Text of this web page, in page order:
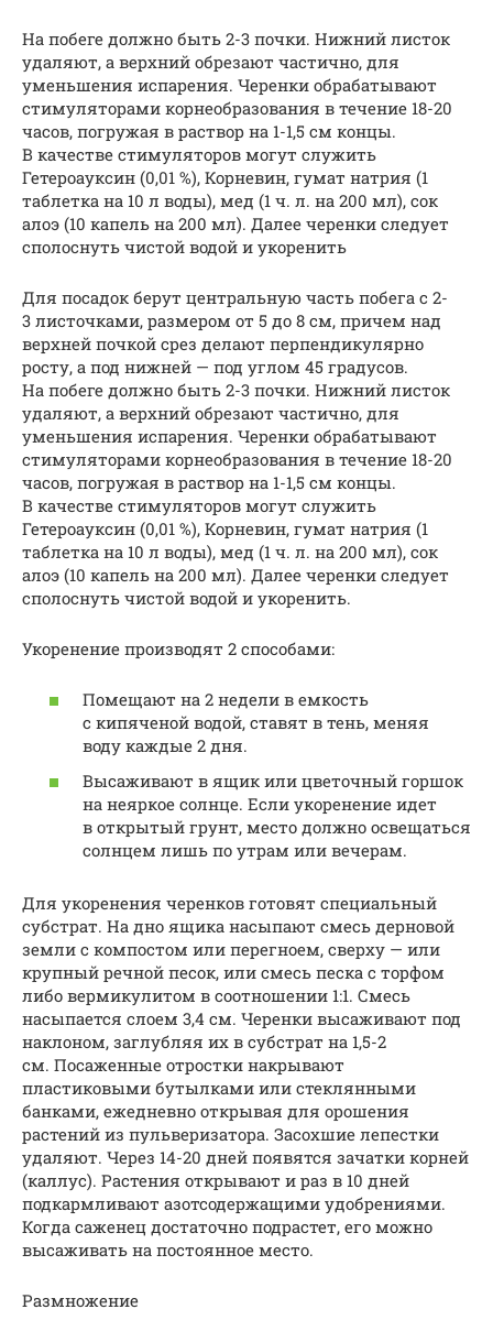
На побеге должно быть 2-3 почки. Нижний листок
удаляют, а верхний обрезают частично, для
уменьшения испарения. Черенки обрабатывают
стимуляторами корнеобразования в течение 18-20
часов, погружая в раствор на 1-1,5 см концы.
В качестве стимуляторов могут служить
Гетероауксин (0,01 %), Корневин, гумат натрия (1
таблетка на 10 л воды), мед (1 ч. л. на 200 мл), сок
алоэ (10 капель на 200 мл). Далее черенки следует
сполоснуть чистой водой и укоренить
Для посадок берут центральную часть побега с 2-
3 листочками, размером от 5 до 8 см, причем над
верхней почкой срез делают перпендикулярно
росту, а под нижней — под углом 45 градусов.
На побеге должно быть 2-3 почки. Нижний листок
удаляют, а верхний обрезают частично, для
уменьшения испарения. Черенки обрабатывают
стимуляторами корнеобразования в течение 18-20
часов, погружая в раствор на 1-1,5 см концы.
В качестве стимуляторов могут служить
Гетероауксин (0,01 %), Корневин, гумат натрия (1
таблетка на 10 л воды), мед (1 ч. л. на 200 мл), сок
алоэ (10 капель на 200 мл). Далее черенки следует
сполоснуть чистой водой и укоренить.
Укоренение производят 2 способами:
Помещают на 2 недели в емкость
с кипяченой водой, ставят в тень, меняя
воду каждые 2 дня.
Высаживают в ящик или цветочный горшок
на неяркое солнце. Если укоренение идет
в открытый грунт, место должно освещаться
солнцем лишь по утрам или вечерам.
Для укоренения черенков готовят специальный
субстрат. На дно ящика насыпают смесь дерновой
земли с компостом или перегноем, сверху — или
крупный речной песок, или смесь песка с торфом
либо вермикулитом в соотношении 1:1. Смесь
насыпается слоем 3,4 см. Черенки высаживают под
наклоном, заглубляя их в субстрат на 1,5-2
см. Посаженные отростки накрывают
пластиковыми бутылками или стеклянными
банками, ежедневно открывая для орошения
растений из пульверизатора. Засохшие лепестки
удаляют. Через 14-20 дней появятся зачатки корней
(каллус). Растения открывают и раз в 10 дней
подкармливают азотсодержащими удобрениями.
Когда саженец достаточно подрастет, его можно
высаживать на постоянное место.
Размножение